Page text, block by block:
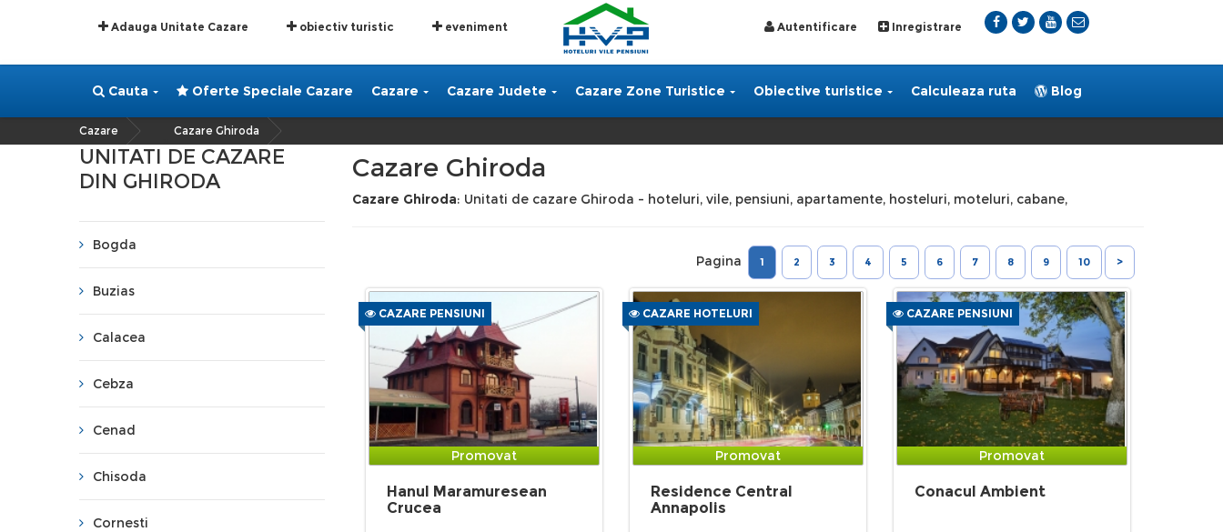
Adauga Unitate Cazare obiectiv turistic eveniment Autentificare Inregistrare
Cauta Oferte Speciale Cazare Cazare Cazare Judete Cazare Zone Turistice Obiective turistice Calculeaza ruta Blog
Cazare Cazare Ghiroda
UNITATI DE CAZARE
DIN GHIRODA
Bogda
Buzias
Calacea
Cebza
Cenad
Chisoda
Cornesti
Cazare Ghiroda
Cazare Ghiroda: Unitati de cazare Ghiroda - hoteluri, vile, pensiuni, apartamente, hosteluri, moteluri, cabane,
Pagina 1 2 3 4 5 6 7 8 9 10 >
CAZARE PENSIUNI
Promovat
Hanul Maramuresean
Crucea
CAZARE HOTELURI
Promovat
Residence Central
Annapolis
CAZARE PENSIUNI
Promovat
Conacul Ambient